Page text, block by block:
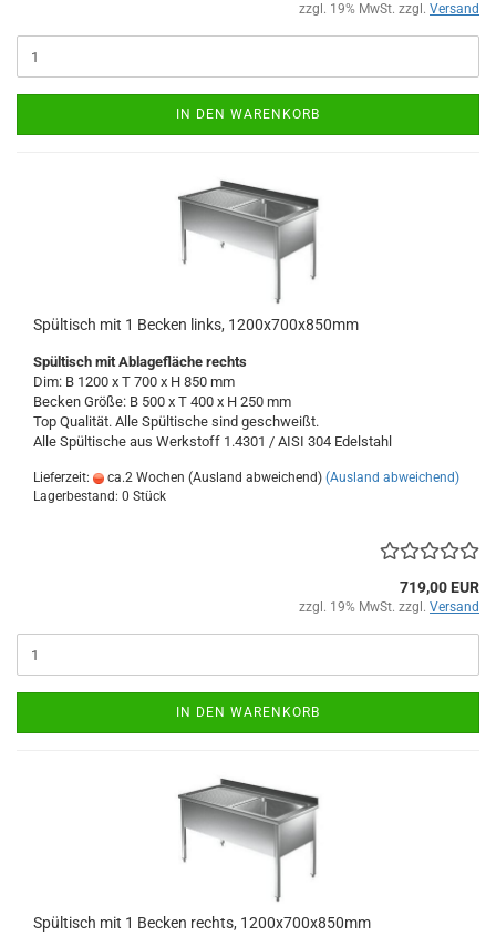
zzgl. 19% MwSt. zzgl. Versand
IN DEN WARENKORB
Spültisch mit 1 Becken links, 1200x700x850mm
Spültisch mit Ablagefläche rechts
Dim: B 1200 x T 700 x H 850 mm
Becken Größe: B 500 x T 400 x H 250 mm
Top Qualität. Alle Spültische sind geschweißt.
Alle Spültische aus Werkstoff 1.4301 / AISI 304 Edelstahl
Lieferzeit: ca.2 Wochen (Ausland abweichend) (Ausland abweichend)
Lagerbestand: 0 Stück
719,00 EUR
zzgl. 19% MwSt. zzgl. Versand
IN DEN WARENKORB
Spültisch mit 1 Becken rechts, 1200x700x850mm